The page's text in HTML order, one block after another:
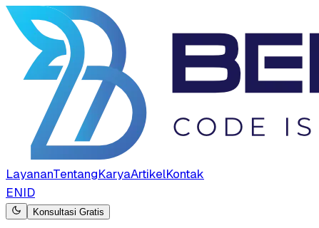
LayananTentangKaryaArtikelKontak
ENID
Konsultasi Gratis